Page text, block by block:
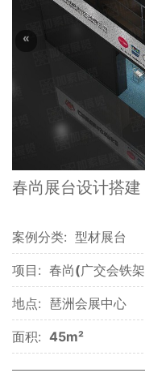
«
春尚展台设计搭建
案例分类: 型材展台
项目: 春尚(广交会铁
地点: 琶洲会展中心
面积: 45m²